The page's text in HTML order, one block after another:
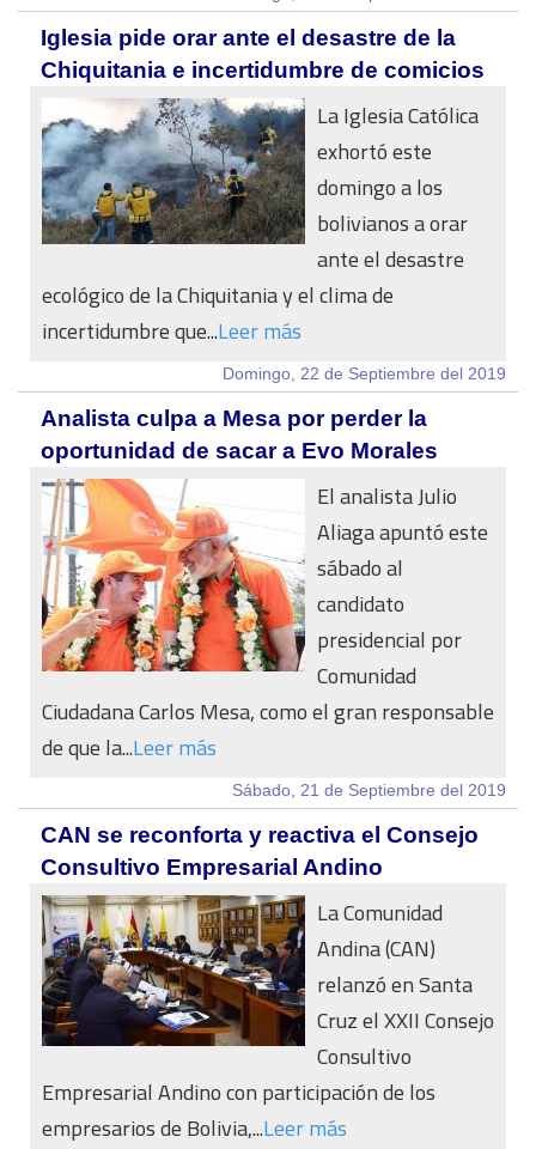
Iglesia pide orar ante el desastre de la
Chiquitania e incertidumbre de comicios
La Iglesia Católica
exhortó este
domingo a los
bolivianos a orar
ante el desastre
ecológico de la Chiquitania y el clima de
incertidumbre que...Leer más
Domingo, 22 de Septiembre del 2019
Analista culpa a Mesa por perder la
oportunidad de sacar a Evo Morales
El analista Julio
Aliaga apuntó este
sábado al
candidato
presidencial por
Comunidad
Ciudadana Carlos Mesa, como el gran responsable
de que la...Leer más
Sábado, 21 de Septiembre del 2019
CAN se reconforta y reactiva el Consejo
Consultivo Empresarial Andino
La Comunidad
Andina (CAN)
relanzó en Santa
Cruz el XXII Consejo
Consultivo
Empresarial Andino con participación de los
empresarios de Bolivia,...Leer más